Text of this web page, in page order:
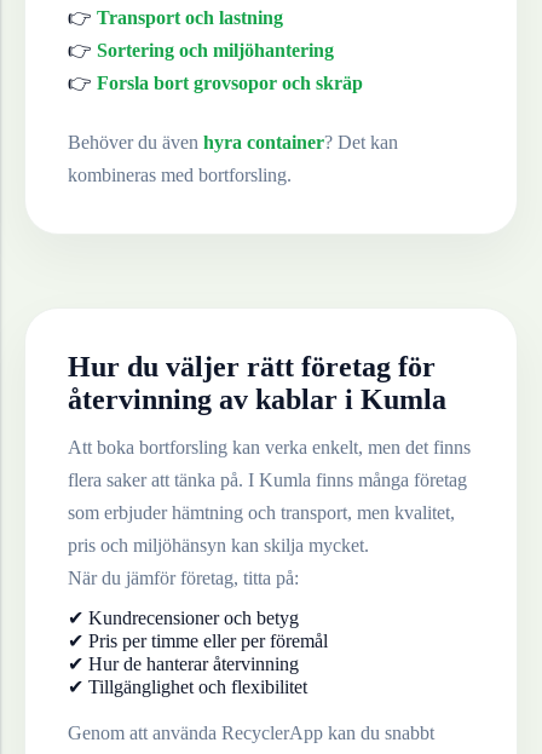
👉 Transport och lastning
👉 Sortering och miljöhantering
👉 Forsla bort grovsopor och skräp
Behöver du även hyra container? Det kan
kombineras med bortforsling.
Hur du väljer rätt företag för
återvinning av kablar i Kumla
Att boka bortforsling kan verka enkelt, men det finns
flera saker att tänka på. I Kumla finns många företag
som erbjuder hämtning och transport, men kvalitet,
pris och miljöhänsyn kan skilja mycket.
När du jämför företag, titta på:
✔ Kundrecensioner och betyg
✔ Pris per timme eller per föremål
✔ Hur de hanterar återvinning
✔ Tillgänglighet och flexibilitet
Genom att använda RecyclerApp kan du snabbt